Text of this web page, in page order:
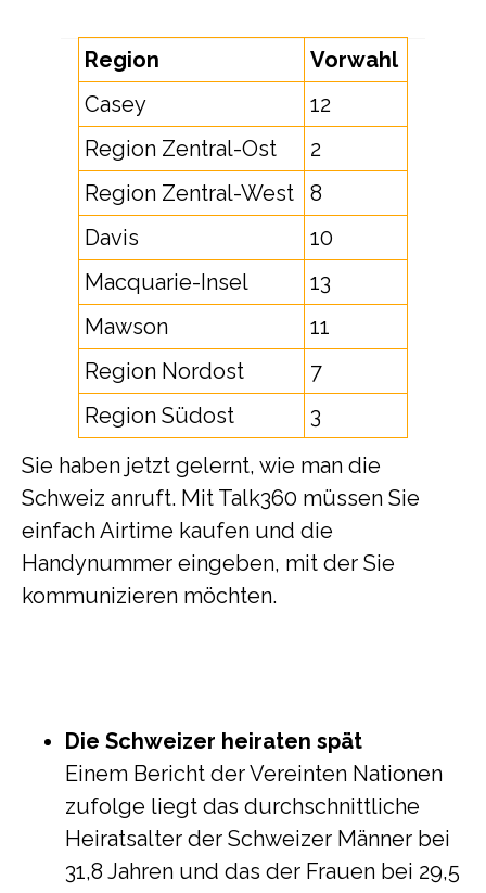
Region
Vorwahl
Casey
12
Region Zentral-Ost
2
Region Zentral-West
8
Davis
10
Macquarie-Insel
13
Mawson
11
Region Nordost
7
Region Südost
3
Sie haben jetzt gelernt, wie man die
Schweiz anruft. Mit Talk360 müssen Sie
einfach Airtime kaufen und die
Handynummer eingeben, mit der Sie
kommunizieren möchten.
Die Schweizer heiraten spät
Einem Bericht der Vereinten Nationen
zufolge liegt das durchschnittliche
Heiratsalter der Schweizer Männer bei
31,8 Jahren und das der Frauen bei 29,5